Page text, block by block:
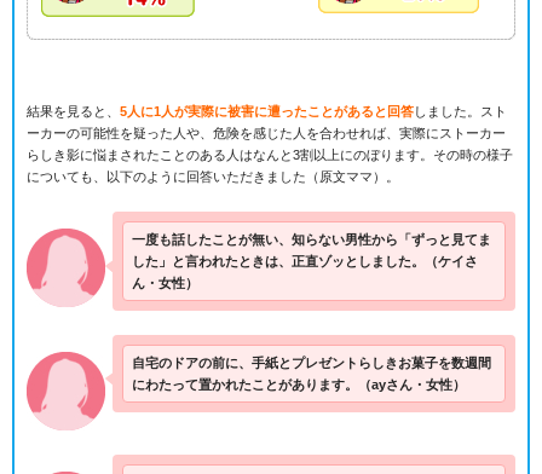
結果を見ると、 5人に1人が実際に被害に遭ったことがあると回答しました。スト
ーカーの可能性を疑った人や、危険を感じた人を合わせれば、実際にストーカー
らしき影に悩まされたことのある人はなんと3割以上にのぼります。その時の様子
についても、以下のように回答いただきました（原文ママ）。
一度も話したことが無い、知らない男性から「ずっと見てま
した」と言われたときは、正直ゾッとしました。
（ケイさ
ん・女性）
自宅のドアの前に、手紙とプレゼントらしきお菓子を数週間
にわたって置かれたことがあります。
（ayさん・女性）